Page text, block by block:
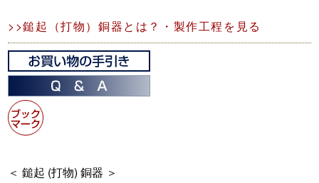
>>鎚起（打物）銅器とは？・製作工程を見る
＜ 鎚起 (打物) 銅器 ＞